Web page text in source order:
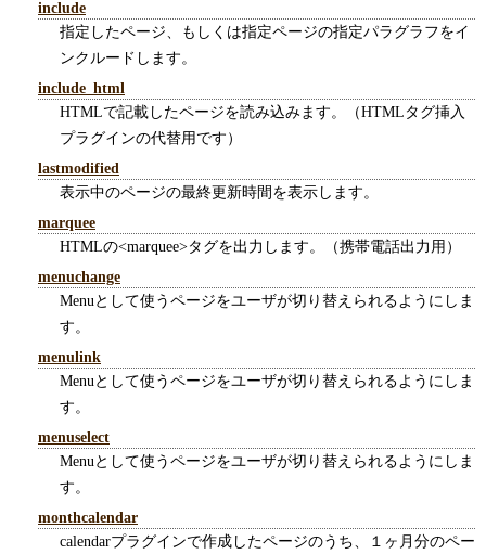
include
指定したページ、もしくは指定ページの指定パラグラフをイ
ンクルードします。
include_html
HTMLで記載したページを読み込みます。（HTMLタグ挿入
プラグインの代替用です）
lastmodified
表示中のページの最終更新時間を表示します。
marquee
HTMLの<marquee>タグを出力します。（携帯電話出力用）
menuchange
Menuとして使うページをユーザが切り替えられるようにしま
す。
menulink
Menuとして使うページをユーザが切り替えられるようにしま
す。
menuselect
Menuとして使うページをユーザが切り替えられるようにしま
す。
monthcalendar
calendarプラグインで作成したページのうち、１ヶ月分のペー